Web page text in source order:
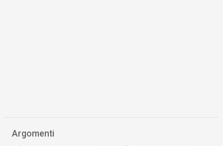
Argomenti